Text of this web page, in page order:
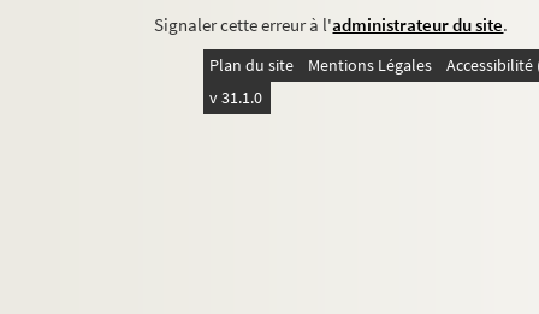
Signaler cette erreur à l'administrateur du site.
Plan du site Mentions Légales
v 31.1.0